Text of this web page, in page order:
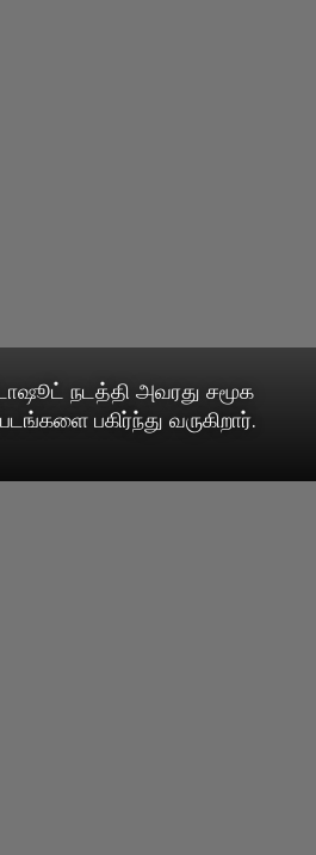
நடத்தி அவரது சமூக
பகிர்ந்து வருகிறார்.